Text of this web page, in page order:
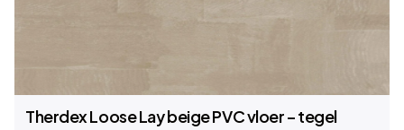
Therdex Loose Lay beige PVC vloer – tegel